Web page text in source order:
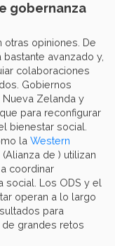
gobernanza
opiniones. De
avanzado y,
colaboraciones
Gobiernos
Zelanda y
para reconfigurar
bienestar social.
la Western
(Alianza de ) utilizan
coordinar
social. Los ODS y el
operan a lo largo
para
grandes retos